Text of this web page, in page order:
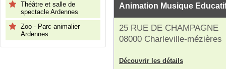
Théâtre et salle de
spectacle Ardennes
Zoo - Parc animalier
Ardennes
Animation Musique
25 RUE DE CHAMPAGNE
08000 Charleville-mézières
Découvrir les détails